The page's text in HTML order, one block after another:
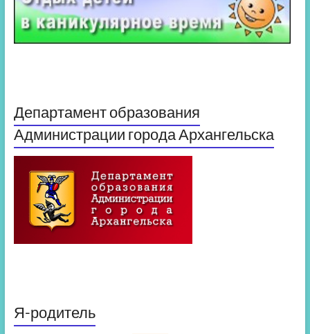
Департамент образования
Администрации города Архангельска
Я-родитель